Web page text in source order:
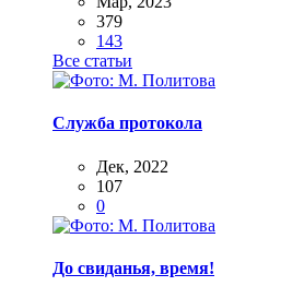
379
143
Все статьи
Служба протокола
Дек, 2022
107
0
До свиданья, время!